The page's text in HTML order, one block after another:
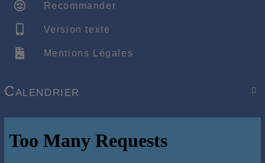
Recommander
Version texte
Mentions Légales

Calendrier